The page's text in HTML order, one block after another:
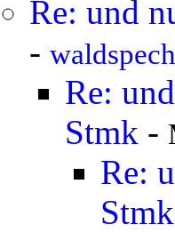
Re: und
-
Re:
Stmk -
Re:
Stmk